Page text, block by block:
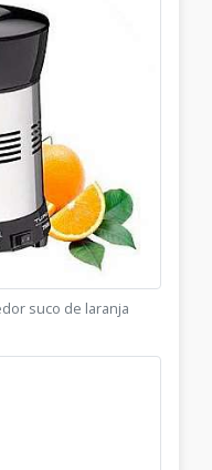
suco de laranja